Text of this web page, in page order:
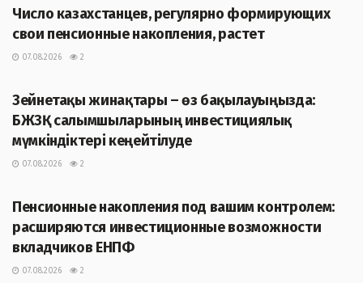
Число казахстанцев, регулярно формирующих
свои пенсионные накопления, растет
07.08.2026
2
Зейнетақы жинақтары – өз бақылауыңызда:
БЖЗҚ салымшыларының инвестициялық
мүмкіндіктері кеңейтілуде
07.08.2026
2
Пенсионные накопления под вашим контролем:
расширяются инвестиционные возможности
вкладчиков ЕНПФ
07.08.2026
2